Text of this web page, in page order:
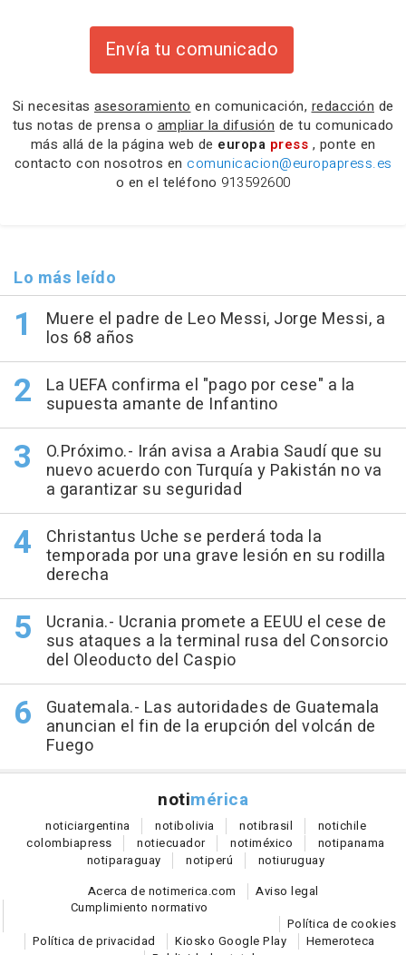
Envía tu comunicado
Si necesitas asesoramiento en comunicación, redacción de
tus notas de prensa o ampliar la difusión de tu comunicado
más allá de la página web de europa press , ponte en
contacto con nosotros en comunicacion@europapress.es
o en el teléfono 913592600
Lo más leído
Muere el padre de Leo Messi, Jorge Messi, a
los 68 años
La UEFA confirma el "pago por cese" a la
supuesta amante de Infantino
O.Próximo.- Irán avisa a Arabia Saudí que su
nuevo acuerdo con Turquía y Pakistán no va
a garantizar su seguridad
Christantus Uche se perderá toda la
temporada por una grave lesión en su rodilla
derecha
Ucrania.- Ucrania promete a EEUU el cese de
sus ataques a la terminal rusa del Consorcio
del Oleoducto del Caspio
Guatemala.- Las autoridades de Guatemala
anuncian el fin de la erupción del volcán de
Fuego
notimérica
noticiargentina notibolivia notibrasil notichile
colombiapress notiecuador notiméxico notipanama
notiparaguay notiperú notiuruguay
Acerca de notimerica.com
Aviso legal
Cumplimiento normativo
Política de cookies
Política de privacidad
Kiosko Google Play
Hemeroteca